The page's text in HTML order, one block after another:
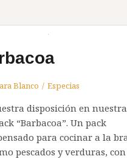
Blanco Especias
disposición en
“Barbacoa”. Un pack
para cocinar a la
pescados y verduras,